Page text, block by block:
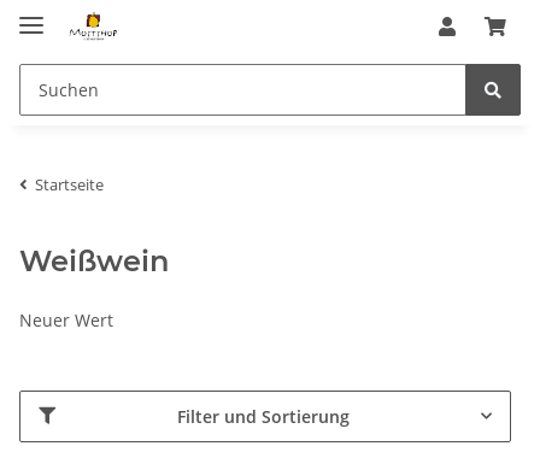
Startseite
Weißwein
Neuer Wert
Filter und Sortierung